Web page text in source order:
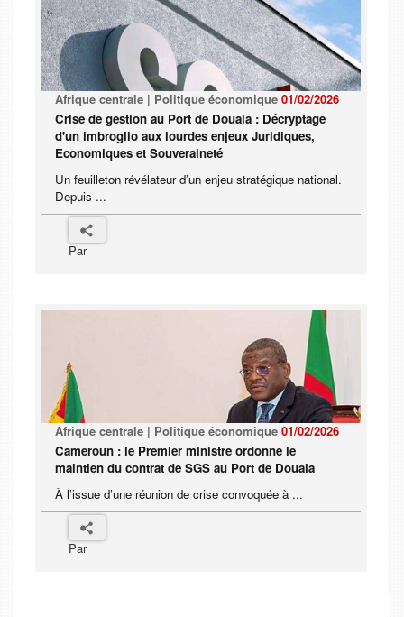
Afrique centrale | Politique économique 01/02/2026
Crise de gestion au Port de Douala : Décryptage
d'un imbroglio aux lourdes enjeux Juridiques,
Economiques et Souveraineté
Un feuilleton révélateur d’un enjeu stratégique national.
Depuis ...
Par
Afrique centrale | Politique économique 01/02/2026
Cameroun : le Premier ministre ordonne le
maintien du contrat de SGS au Port de Douala
À l’issue d’une réunion de crise convoquée à ...
Par